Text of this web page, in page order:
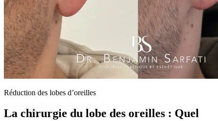
Réduction des lobes d’oreilles
La chirurgie du lobe des oreilles : Quel